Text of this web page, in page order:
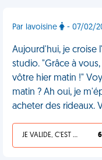
Par lavoisine - 07/02/
Aujourd'hui, je croise
studio. "Grâce à
vôtre hier matin !"
matin ? Ah oui, je
acheter des rideaux.
JE VALIDE, C'EST UNE VDM